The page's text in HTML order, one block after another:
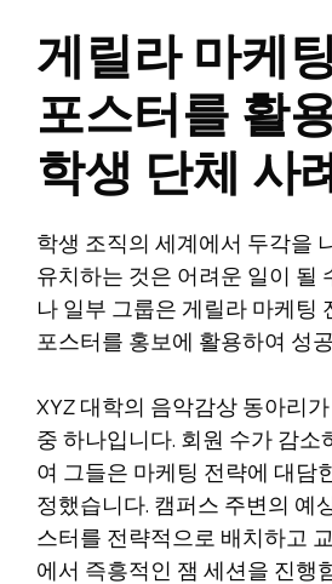
게릴라 마케
포스터를 활
학생 단체 사
학생 조직의 세계에서 두각을
유치하는 것은 어려운 일이 될
나 일부 그룹은 게릴라 마케팅
포스터를 홍보에 활용하여 성
XYZ 대학의 음악감상 동아리
중 하나입니다. 회원 수가 감
여 그들은 마케팅 전략에 대담
정했습니다. 캠퍼스 주변의 예
스터를 전략적으로 배치하고
에서 즉흥적인 잼 세션을 진행